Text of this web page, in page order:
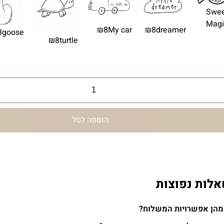
dreamer
₪8
My car
₪8
turtle
₪8
goose
הוספה לסל
נפוצות
מהן אפשרויות המשלוח?